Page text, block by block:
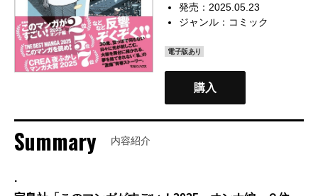
発売：2025.05.23
ジャンル： コミック
電子版あり
購入
Summary 内容紹介
.